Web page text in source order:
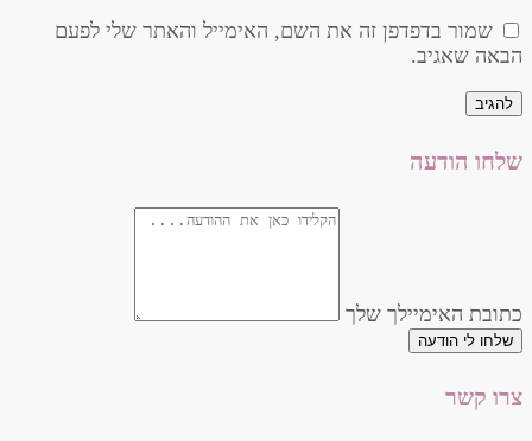
שמור בדפדפן זה את השם, האימייל והאתר שלי לפעם
הבאה שאגיב.
שלחו הודעה
כתובת האימיילך שלך
שלחו לי הודעה
צרו קשר